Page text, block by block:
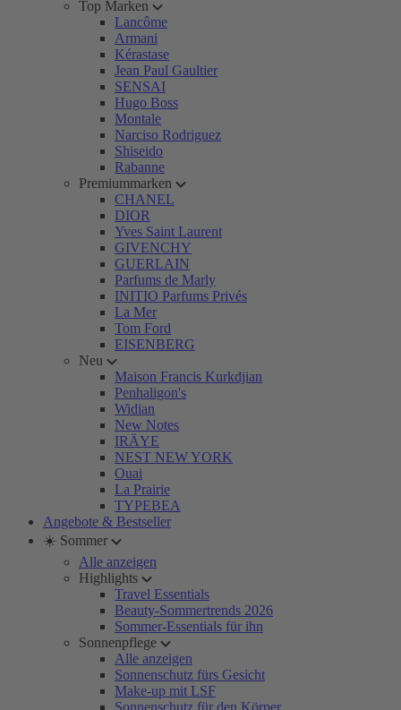
Top Marken
Lancôme
Armani
Kérastase
Jean Paul Gaultier
SENSAI
Hugo Boss
Montale
Narciso Rodriguez
Shiseido
Rabanne
Premiummarken
CHANEL
DIOR
Yves Saint Laurent
GIVENCHY
GUERLAIN
Parfums de Marly
INITIO Parfums Privés
La Mer
Tom Ford
EISENBERG
Neu
Maison Francis Kurkdjian
Penhaligon's
Widian
New Notes
IRÄYE
NEST NEW YORK
Ouai
La Prairie
TYPEBEA
Angebote & Bestseller
☀️ Sommer
Alle anzeigen
Highlights
Travel Essentials
Beauty-Sommertrends 2026
Sommer-Essentials für ihn
Sonnenpflege
Alle anzeigen
Sonnenschutz fürs Gesicht
Make-up mit LSF
Sonnenschutz für den Körper